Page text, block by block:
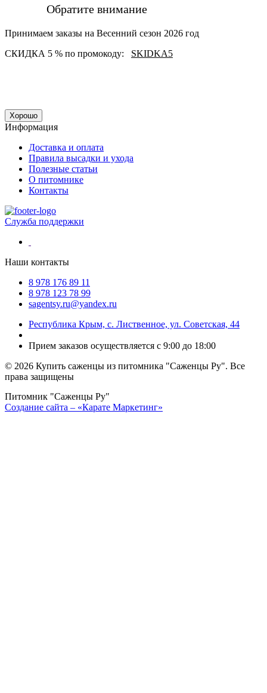
Обратите внимание
Принимаем заказы на Весенний сезон 2026 год
СКИДКА 5 % по промокоду: SKIDKA5
Хорошо
Информация
Доставка и оплата
Правила высадки и ухода
Полезные статьи
О питомнике
Контакты
Служба поддержки
Наши контакты
8 978 176 89 11
8 978 123 78 99
sagentsy.ru@yandex.ru
Республика Крым, с. Лиственное, ул. Советская, 44
Прием заказов осуществляется с 9:00 до 18:00
© 2026 Купить саженцы из питомника "Саженцы Ру". Все
права защищены
Питомник "Саженцы Ру"
Создание сайта – «Карате Маркетинг»